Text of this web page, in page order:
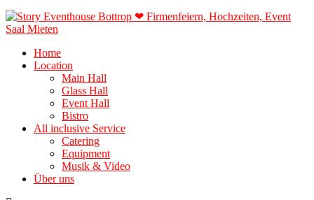
Home
Location
Main Hall
Glass Hall
Event Hall
Bistro
All inclusive Service
Catering
Equipment
Musik & Video
Über uns